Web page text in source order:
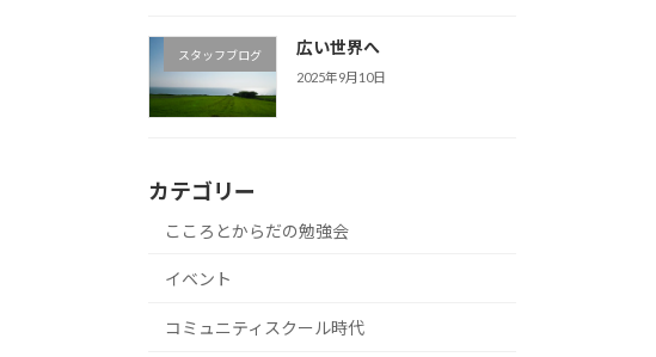
スタッフブログ 広い世界へ
2025年9月10日
カテゴリー
こころとからだの勉強会
イベント
コミュニティスクール時代